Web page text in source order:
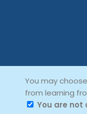
You may
from learning
You are not